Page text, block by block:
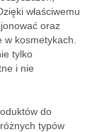
właściwemu
oraz
w kosmetykach.
tylko
i nie
do
typów